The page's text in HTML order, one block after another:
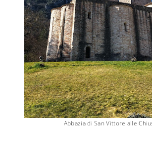
Abbazia di San Vittore alle